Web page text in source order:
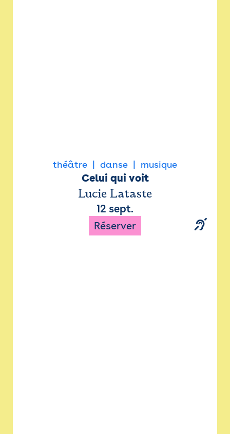
théâtre danse musique
Celui qui voit
Lucie Lataste
12 sept.
Réserver